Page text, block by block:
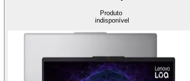
Produto
indisponível